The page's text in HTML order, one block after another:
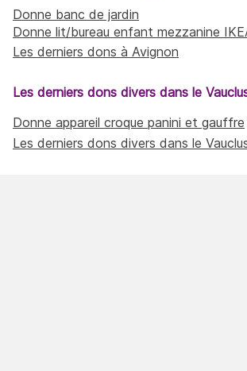
Donne banc de jardin
Donne lit/bureau enfant mezzanine
Les derniers dons à Avignon
Les derniers dons divers dans le
Donne appareil croque panini et gauffre
Les derniers dons divers dans le